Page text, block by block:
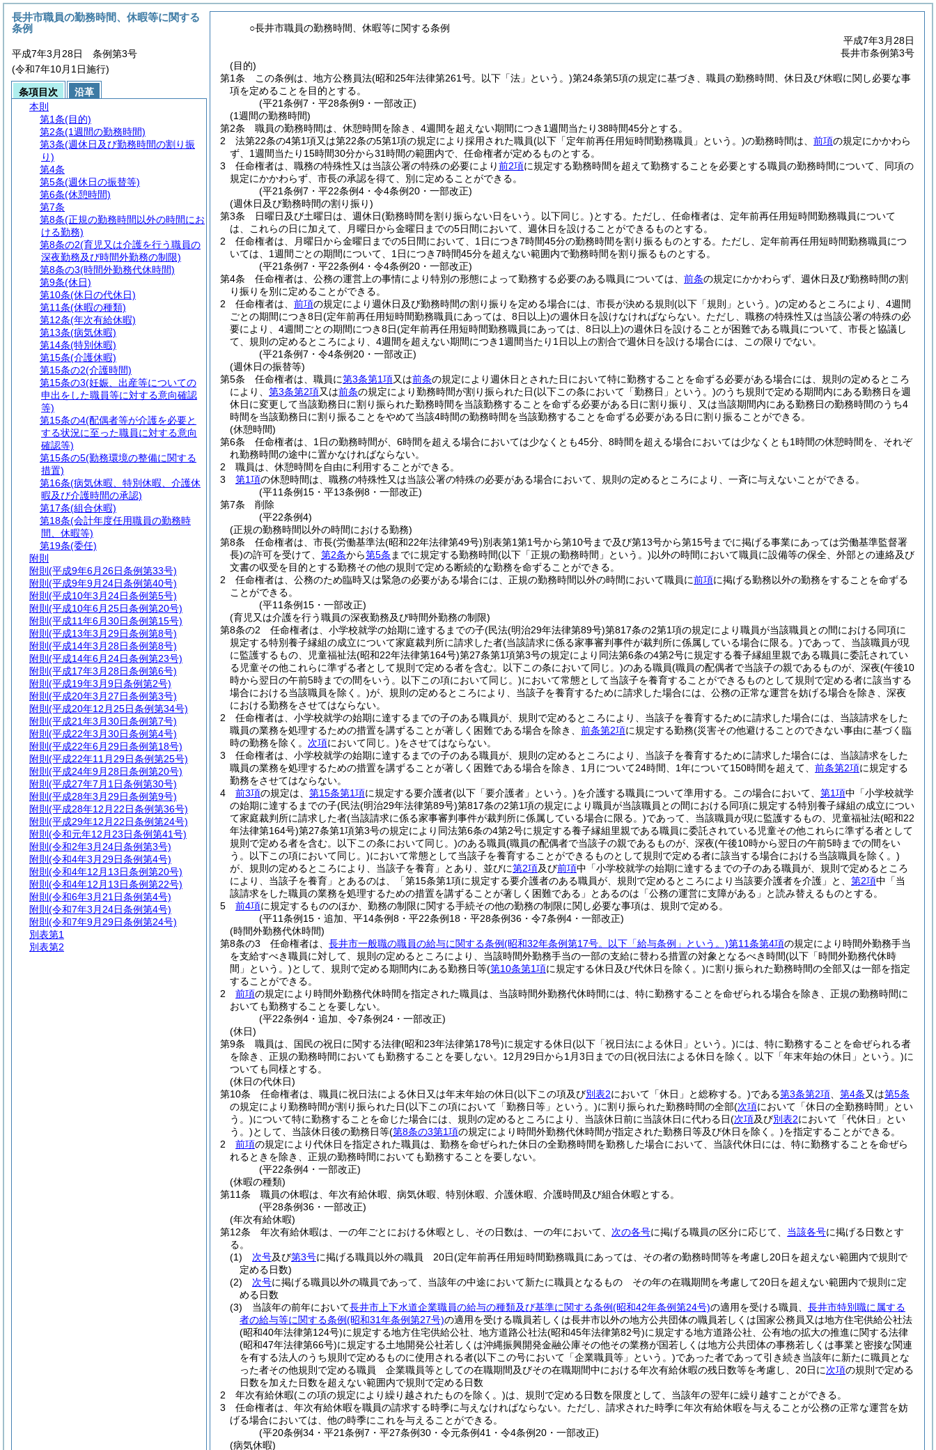
○長井市職員の勤務時間、休暇等に関する条例
平成7年3月28日
長井市条例第3号
(目的)
第1条
この条例は、地方公務員法(昭和25年法律第261号。以下「法」という。)第24条第5項の規定に基づき、職員の勤務時間、休日及び休暇に関し必要な事
項を定めることを目的とする。
(平21条例7・平28条例9・一部改正)
(1週間の勤務時間)
第2条
職員の勤務時間は、休憩時間を除き、4週間を超えない期間につき1週間当たり38時間45分とする。
2
法第22条の4第1項又は第22条の5第1項の規定により採用された職員(以下「定年前再任用短時間勤務職員」という。)の勤務時間は、 前項の規定にかかわら
ず、1週間当たり15時間30分から31時間の範囲内で、任命権者が定めるものとする。
3
任命権者は、職務の特殊性又は当該公署の特殊の必要により前2項に規定する勤務時間を超えて勤務することを必要とする職員の勤務時間について、同項の
規定にかかわらず、市長の承認を得て、別に定めることができる。
(平21条例7・平22条例4・令4条例20・一部改正)
(週休日及び勤務時間の割り振り)
第3条
日曜日及び土曜日は、週休日(勤務時間を割り振らない日をいう。以下同じ。)とする。 ただし、任命権者は、定年前再任用短時間勤務職員について
は、これらの日に加えて、月曜日から金曜日までの5日間において、週休日を設けることができるものとする。
2
任命権者は、月曜日から金曜日までの5日間において、1日につき7時間45分の勤務時間を割り振るものとする。 ただし、定年前再任用短時間勤務職員につ
いては、1週間ごとの期間について、1日につき7時間45分を超えない範囲内で勤務時間を割り振るものとする。
(平21条例7・平22条例4・令4条例20・一部改正)
第4条
任命権者は、公務の運営上の事情により特別の形態によって勤務する必要のある職員については、 前条の規定にかかわらず、週休日及び勤務時間の割
り振りを別に定めることができる。
2
任命権者は、 前項の規定により週休日及び勤務時間の割り振りを定める場合には、市長が決める規則 (以下「規則」という。)の定めるところにより、4週間
ごとの期間につき8日(定年前再任用短時間勤務職員にあっては、8日以上)の週休日を設けなければならない。 ただし、職務の特殊性又は当該公署の特殊の必
要により、4週間ごとの期間につき8日(定年前再任用短時間勤務職員にあっては、8日以上)の週休日を設けることが困難である職員について、市長と協議し
て、規則の定めるところにより、4週間を超えない期間につき1週間当たり1日以上の割合で週休日を設ける場合には、この限りでない。
(平21条例7・令4条例20・一部改正)
(週休日の振替等)
第5条
任命権者は、職員に第3条第1項又は前条の規定により週休日とされた日において特に勤務することを命ずる必要がある場合には、規則の定めるところ
により、 第3条第2項又は前条の規定により勤務時間が割り振られた日(以下この条において「勤務日」という。)のうち規則で定める期間内にある勤務日を週
休日に変更して当該勤務日に割り振られた勤務時間を当該勤務することを命ずる必要がある日に割り振り、又は当該期間内にある勤務日の勤務時間のうち4
時間を当該勤務日に割り振ることをやめて当該4時間の勤務時間を当該勤務することを命ずる必要がある日に割り振ることができる。
(休憩時間)
第6条
任命権者は、1日の勤務時間が、6時間を超える場合においては少なくとも45分、8時間を超える場合においては少なくとも1時間の休憩時間を、それぞ
れ勤務時間の途中に置かなければならない。
2
職員は、休憩時間を自由に利用することができる。
3
第1項の休憩時間は、職務の特殊性又は当該公署の特殊の必要がある場合において、規則の定めるところにより、一斉に与えないことができる。
(平11条例15・平13条例8・一部改正)
第7条
削除
(平22条例4)
(正規の勤務時間以外の時間における勤務)
第8条
任命権者は、市長(労働基準法(昭和22年法律第49号)別表第1第1号から第10号まで及び第13号から第15号までに掲げる事業にあっては労働基準監督署
長)の許可を受けて、 第2条から第5条 までに規定する勤務時間(以下「正規の勤務時間」という。)以外の時間において職員に設備等の保全、外部との連絡及び
文書の収受を目的とする勤務その他の規則で定める断続的な勤務を命ずることができる。
2
任命権者は、公務のため臨時又は緊急の必要がある場合には、正規の勤務時間以外の時間において職員に前項に掲げる勤務以外の勤務をすることを命ずる
ことができる。
(平11条例15・一部改正)
(育児又は介護を行う職員の深夜勤務及び時間外勤務の制限)
第8条の2
任命権者は、小学校就学の始期に達するまでの子(民法(明治29年法律第89号)第817条の2第1項の規定により職員が当該職員との間における同項に
規定する特別養子縁組の成立について家庭裁判所に請求した者(当該請求に係る家事審判事件が裁判所に係属している場合に限る。)であって、当該職員が現
に監護するもの、児童福祉法(昭和22年法律第164号)第27条第1項第3号の規定により同法第6条の4第2号に規定する養子縁組里親である職員に委託されてい
る児童その他これらに準ずる者として規則で定める者を含む。以下この条において同じ。)のある職員(職員の配偶者で当該子の親であるものが、深夜(午後10
時から翌日の午前5時までの間をいう。以下この項において同じ。)において常態として当該子を養育することができるものとして規則で定める者に該当する
場合における当該職員を除く。)が、規則の定めるところにより、当該子を養育するために請求した場合には、公務の正常な運営を妨げる場合を除き、深夜
における勤務をさせてはならない。
2
任命権者は、小学校就学の始期に達するまでの子のある職員が、規則で定めるところにより、当該子を養育するために請求した場合には、当該請求をした
職員の業務を処理するための措置を講ずることが著しく困難である場合を除き、 前条第2項に規定する勤務(災害その他避けることのできない事由に基づく臨
時の勤務を除く。 次項において同じ。)をさせてはならない。
3
任命権者は、小学校就学の始期に達するまでの子のある職員が、規則の定めるところにより、当該子を養育するために請求した場合には、当該請求をした
職員の業務を処理するための措置を講ずることが著しく困難である場合を除き、1月について24時間、1年について150時間を超えて、 前条第2項に規定する
勤務をさせてはならない。
4
前3項の規定は、 第15条第1項に規定する要介護者(以下「要介護者」という。)を介護する職員について準用する。 この場合において、 第1項中「小学校就学
の始期に達するまでの子(民法(明治29年法律第89号)第817条の2第1項の規定により職員が当該職員との間における同項に規定する特別養子縁組の成立につい
て家庭裁判所に請求した者(当該請求に係る家事審判事件が裁判所に係属している場合に限る。)であって、当該職員が現に監護するもの、児童福祉法(昭和22
年法律第164号)第27条第1項第3号の規定により同法第6条の4第2号に規定する養子縁組里親である職員に委託されている児童その他これらに準ずる者として
規則で定める者を含む。以下この条において同じ。)のある職員(職員の配偶者で当該子の親であるものが、深夜(午後10時から翌日の午前5時までの間をい
う。以下この項において同じ。)において常態として当該子を養育することができるものとして規則で定める者に該当する場合における当該職員を除く。)
が、規則の定めるところにより、当該子を養育」とあり、並びに第2項及び前項中「小学校就学の始期に達するまでの子のある職員が、規則で定めるところ
により、当該子を養育」とあるのは、「第15条第1項に規定する要介護者のある職員が、規則で定めるところにより当該要介護者を介護」と、 第2項中「当
該請求をした職員の業務を処理するための措置を講ずることが著しく困難である」とあるのは「公務の運営に支障がある」と読み替えるものとする。
5
前4項に規定するもののほか、勤務の制限に関する手続その他の勤務の制限に関し必要な事項は、規則で定める。
(平11条例15・追加、平14条例8・平22条例18・平28条例36・令7条例4・一部改正)
(時間外勤務代休時間)
第8条の3
任命権者は、 長井市一般職の職員の給与に関する条例(昭和32年条例第17号。以下「給与条例」という。)第11条第4項の規定により時間外勤務手当
を支給すべき職員に対して、規則の定めるところにより、当該時間外勤務手当の一部の支給に替わる措置の対象となるべき時間(以下「時間外勤務代休時
間」という。)として、規則で定める期間内にある勤務日等(第10条第1項に規定する休日及び代休日を除く。)に割り振られた勤務時間の全部又は一部を指定
することができる。
2
前項の規定により時間外勤務代休時間を指定された職員は、当該時間外勤務代休時間には、特に勤務することを命ぜられる場合を除き、正規の勤務時間に
おいても勤務することを要しない。
(平22条例4・追加、令7条例24・一部改正)
(休日)
第9条
職員は、国民の祝日に関する法律(昭和23年法律第178号)に規定する休日(以下「祝日法による休日」という。)には、特に勤務することを命ぜられる者
を除き、正規の勤務時間においても勤務することを要しない。 12月29日から1月3日までの日(祝日法による休日を除く。以下「年末年始の休日」という。)に
ついても同様とする。
(休日の代休日)
第10条
任命権者は、職員に祝日法による休日又は年末年始の休日(以下この項及び別表2において「休日」と総称する。)である第3条第2項 第4条又は第5条
の規定により勤務時間が割り振られた日(以下この項において「勤務日等」という。)に割り振られた勤務時間の全部(次項において「休日の全勤務時間」とい
う。)について特に勤務することを命じた場合には、規則の定めるところにより、当該休日前に当該休日に代わる日(次項及び別表2において「代休日」とい
う。)として、当該休日後の勤務日等(第8条の3第1項の規定により時間外勤務代休時間が指定された勤務日等及び休日を除く。)を指定することができる。
2
前項の規定により代休日を指定された職員は、勤務を命ぜられた休日の全勤務時間を勤務した場合において、当該代休日には、特に勤務することを命ぜら
れるときを除き、正規の勤務時間においても勤務することを要しない。
(平22条例4・一部改正)
(休暇の種類)
第11条
職員の休暇は、年次有給休暇、病気休暇、特別休暇、介護休暇、介護時間及び組合休暇とする。
(平28条例36・一部改正)
(年次有給休暇)
第12条
年次有給休暇は、一の年ごとにおける休暇とし、その日数は、一の年において、 次の各号に掲げる職員の区分に応じて、 当該各号に掲げる日数とす
る。
(1)
次号及び第3号に掲げる職員以外の職員 20日(定年前再任用短時間勤務職員にあっては、その者の勤務時間等を考慮し20日を超えない範囲内で規則で
定める日数)
(2)
次号に掲げる職員以外の職員であって、当該年の中途において新たに職員となるもの その年の在職期間を考慮して20日を超えない範囲内で規則に定
める日数
(3)
当該年の前年において長井市上下水道企業職員の給与の種類及び基準に関する条例(昭和42年条例第24号)の適用を受ける職員、 長井市特別職に属する
者の給与等に関する条例(昭和31年条例第27号)の適用を受ける職員若しくは長井市以外の地方公共団体の職員若しくは国家公務員又は地方住宅供給公社法
(昭和40年法律第124号)に規定する地方住宅供給公社、地方道路公社法(昭和45年法律第82号)に規定する地方道路公社、公有地の拡大の推進に関する法律
(昭和47年法律第66号)に規定する土地開発公社若しくは沖縄振興開発金融公庫その他その業務が国若しくは地方公共団体の事務若しくは事業と密接な関連
を有する法人のうち規則で定めるものに使用される者(以下この号において「企業職員等」という。)であった者であって引き続き当該年に新たに職員とな
った者その他規則で定める職員 企業職員等としての在職期間及びその在職期間中における年次有給休暇の残日数等を考慮し、20日に次項の規則で定める
日数を加えた日数を超えない範囲内で規則で定める日数
2
年次有給休暇(この項の規定により繰り越されたものを除く。)は、規則で定める日数を限度として、当該年の翌年に繰り越すことができる。
3
任命権者は、年次有給休暇を職員の請求する時季に与えなければならない。 ただし、請求された時季に年次有給休暇を与えることが公務の正常な運営を妨
げる場合においては、他の時季にこれを与えることができる。
(平20条例34・平21条例7・平27条例30・令元条例41・令4条例20・一部改正)
(病気休暇)
長井市職員の勤務時間、休暇等に関する
条例
平成7年3月28日 条例第3号
(令和7年10月1日施行)
条項目次
沿革
本則
第1条(目的)
第2条(1週間の勤務時間)
第3条(週休日及び勤務時間の割り振
り)
第4条
第5条(週休日の振替等)
第6条(休憩時間)
第7条
第8条(正規の勤務時間以外の時間にお
ける勤務)
第8条の2(育児又は介護を行う職員の
深夜勤務及び時間外勤務の制限)
第8条の3(時間外勤務代休時間)
第9条(休日)
第10条(休日の代休日)
第11条(休暇の種類)
第12条(年次有給休暇)
第13条(病気休暇)
第14条(特別休暇)
第15条(介護休暇)
第15条の2(介護時間)
第15条の3(妊娠、出産等についての
申出をした職員等に対する意向確認
等)
第15条の4(配偶者等が介護を必要と
する状況に至った職員に対する意向
確認等)
第15条の5(勤務環境の整備に関する
措置)
第16条(病気休暇、特別休暇、介護休
暇及び介護時間の承認)
第17条(組合休暇)
第18条(会計年度任用職員の勤務時
間、休暇等)
第19条(委任)
附則
附則 (平成9年6月26日条例第33号)
附則 (平成9年9月24日条例第40号)
附則 (平成10年3月24日条例第5号)
附則 (平成10年6月25日条例第20号)
附則 (平成11年6月30日条例第15号)
附則 (平成13年3月29日条例第8号)
附則 (平成14年3月28日条例第8号)
附則 (平成14年6月24日条例第23号)
附則 (平成17年3月28日条例第6号)
附則 (平成19年3月9日条例第2号)
附則 (平成20年3月27日条例第3号)
附則 (平成20年12月25日条例第34号)
附則 (平成21年3月30日条例第7号)
附則 (平成22年3月30日条例第4号)
附則 (平成22年6月29日条例第18号)
附則 (平成22年11月29日条例第25号)
附則 (平成24年9月28日条例第20号)
附則 (平成27年7月1日条例第30号)
附則 (平成28年3月29日条例第9号)
附則 (平成28年12月22日条例第36号)
附則 (平成29年12月22日条例第24号)
附則 (令和元年12月23日条例第41号)
附則 (令和2年3月24日条例第3号)
附則 (令和4年3月29日条例第4号)
附則 (令和4年12月13日条例第20号)
附則 (令和4年12月13日条例第22号)
附則 (令和6年3月21日条例第4号)
附則 (令和7年3月24日条例第4号)
附則 (令和7年9月29日条例第24号)
別表第1
別表第2